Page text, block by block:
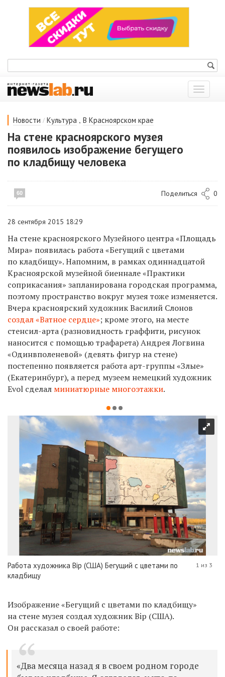
Показать
меню
Новости / Культура , В Красноярском крае
На стене красноярского музея
появилось изображение бегущего
по кладбищу человека
60 Поделиться 0
28 сентября 2015 18:29
На стене красноярского Музейного центра «Площадь
Мира» появилась работа «Бегущий с цветами
по кладбищу». Напомним, в рамках одиннадцатой
Красноярской музейной биеннале «Практики
соприкасания» запланирована городская программа,
поэтому пространство вокруг музея тоже изменяется.
Вчера красноярский художник Василий Слонов
создал «Ватное сердце»; кроме этого, на месте
стенсил-арта (разновидность граффити, рисунок
наносится с помощью трафарета) Андрея Логвина
«Одинвполеневой» (девять фигур на стене)
постепенно появляется работа арт-группы «Злые»
(Екатеринбург), а перед музеем немецкий художник
Evol сделал миниатюрные многоэтажки.
Работа художника Bip (США) Бегущий с цветами по
кладбищу
1 из 3
Изображение «Бегущий с цветами по кладбищу»
на стене музея создал художник Bip (США).
Он рассказал о своей работе:
«Два месяца назад я в своем родном городе